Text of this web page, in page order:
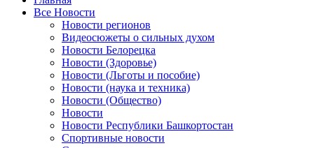
Все Новости
Новости регионов
Видеосюжеты о сильных духом
Новости Белорецка
Новости (Здоровье)
Новости (Льготы и пособие)
Новости (наука и техника)
Новости (Общество)
Новости
Новости Республики Башкортостан
Спортивные новости